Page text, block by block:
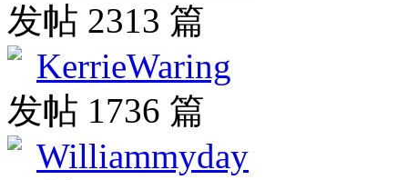
发帖 2313 篇
KerrieWaring
发帖 1736 篇
Williammyday